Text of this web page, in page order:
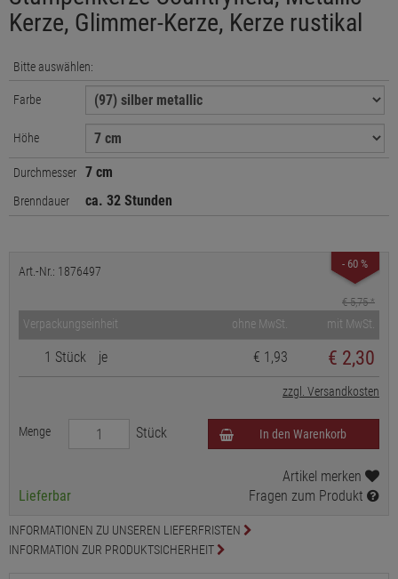
Kerze, Glimmer-Kerze, Kerze rustikal
Bitte auswählen:
Farbe
Höhe
Durchmesser 7 cm
Brenndauer ca. 32 Stunden
- 60 %
Art.-Nr.: 1876497
€ 5,75*
Verpackungseinheit ohne MwSt. mit MwSt.
1 Stück je € 1,93 € 2,30
zzgl. Versandkosten
Menge Stück In den Warenkorb
Lieferbar
Artikel merken
Fragen zum Produkt
INFORMATIONEN ZU UNSEREN LIEFERFRISTEN
INFORMATION ZUR PRODUKTSICHERHEIT